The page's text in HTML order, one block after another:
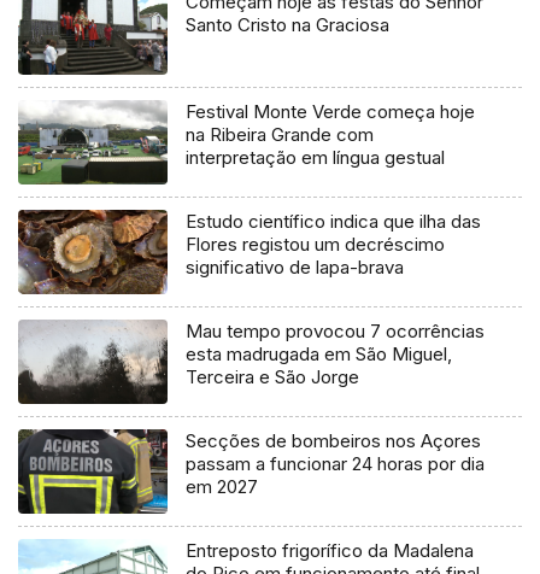
Santo Cristo na Graciosa
Festival Monte Verde começa hoje
na Ribeira Grande com
interpretação em língua gestual
Estudo científico indica que ilha das
Flores registou um decréscimo
significativo de lapa-brava
Mau tempo provocou 7 ocorrências
esta madrugada em São Miguel,
Terceira e São Jorge
Secções de bombeiros nos Açores
passam a funcionar 24 horas por dia
em 2027
Entreposto frigorífico da Madalena